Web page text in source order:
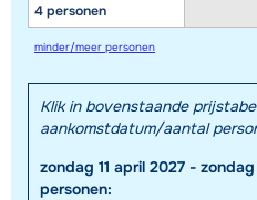
Toon alle accommodaties in
exacte locatie kan enigszins afwijken.
4 personen
minder/meer personen
Klik in bovenstaande
aankomstdatum/aantal
zondag 11 april 2027 -
personen: